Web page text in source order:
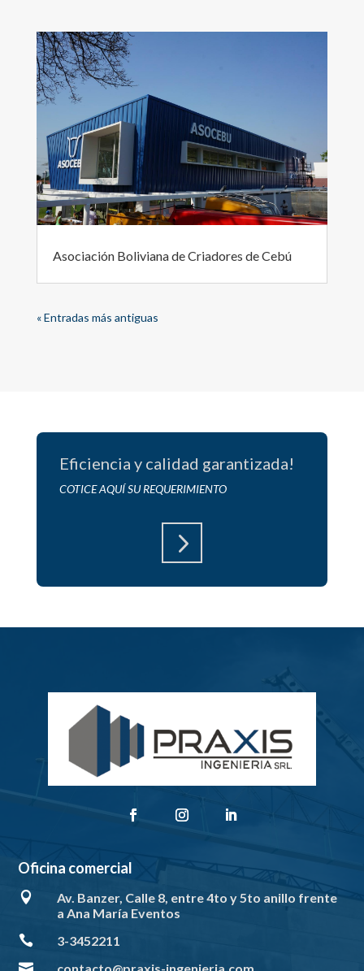
Asociación Boliviana de Criadores de Cebú
« Entradas más antiguas
Eficiencia y calidad garantizada!
COTICE AQUÍ SU REQUERIMIENTO
5
Oficina comercial

Av. Banzer, Calle 8, entre 4to y 5to anillo frente
a Ana María Eventos
 3-3452211
